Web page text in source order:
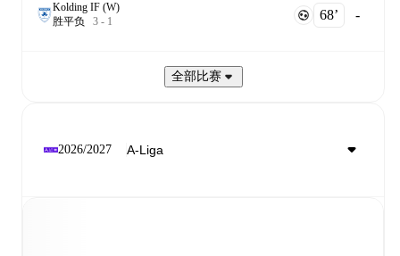
Kolding IF (W)
胜平负 3 - 1 68‎’‎ -
全部比赛
2026/2027